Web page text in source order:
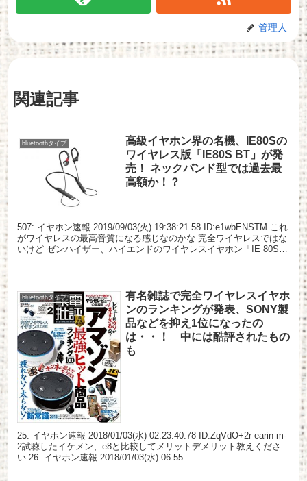
管理人
関連記事
bluetoothタイプ
高級イヤホン界の名機、IE80Sの
ワイヤレス版「IE80S BT」が発
売！ ネックバンド型では過去最
高額か！？
507: イヤホン速報 2019/09/03(火) 19:38:21.58 ID:e1wbENSTM これ
がワイヤレスの最高音質になる感じなのかな 完全ワイヤレスではな
いけど ゼンハイザー、ハイエンドのワイヤレスイヤホン「IE 80S
bluetoothタイプ
有名雑誌で完全ワイヤレスイヤホ
ンのランキングが発表、SONY製
品などを抑え1位になったの
は・・！ 中には酷評されたもの
も
25: イヤホン速報 2018/01/03(水) 02:23:40.78 ID:ZqVdO+2r earin m-
2試聴したイケメン、e8と比較してメリットデメリット教えくださ
い 26: イヤホン速報 2018/01/03(水) 06:55...